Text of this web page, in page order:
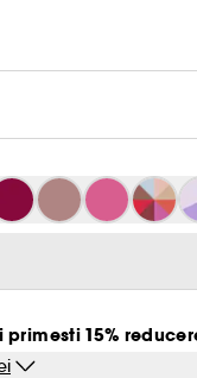
primesti 15%